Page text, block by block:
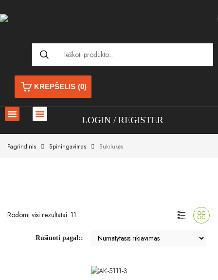
KREPŠELIS (0)
LOGIN REGISTER
Pagrindinis Spiningavimas Sukriukės
Rodomi visi rezultatai: 11
Rūšiuoti pagal::